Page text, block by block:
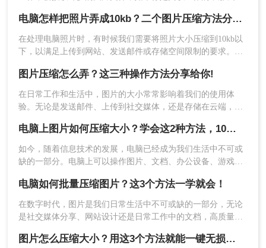
1、选择文件压缩-图片压缩，支持批量添加图片批
量压缩哦~
是怎么解决的呢
电脑怎样把照片弄成10kb？二个图片压缩方法分享给你！
在处理电脑照片时，有时候我们需要将照片大小压缩到10kb以
下，以满足上传到网站、发送邮件或存储空间限制的要求。那
法，帮助你将电脑照片压缩到10kb以下。
图片压缩怎么弄？这三种操作方法分享给你!
在日常工作和生活中，图片的大小常常影响着我们的使用体
验。无论是发送邮件、上传到社交媒体，还是存储在云端，图
压缩图片是非常有用的技能。那么图片压缩怎么弄呢？本文将
介绍几种常用的方法，分析它们的优缺点，并推荐一些高效的
工具，帮助您轻松压缩图片的大小。
电脑上图片如何压缩大小？学会这2种方法，10倍压缩无损图片
如今，随着信息技术的发展，电脑已经成为我们生活中不可或
缺的一部分。电脑上可以操作图片、文档、办公设备、游戏
上级和下属会花费相当长的时间。有时因为时间太长，发送超
时，它会给我们的传输文件带来很多不必要的麻烦，这让我们
很苦恼。我们可以压缩图片大小，只要体积变小就好办多了，
那么电脑上图片如何压缩大小呢？
电脑如何批量压缩图片？这3个方法一学就会！
在数字时代，图片是我们日常生活中不可或缺的一部分，无论
是社交媒体分享、网站设计还是日常工作中的文档，高质量的
件大小，这不仅占用大量的存储空间，还会影响网络传输速
图片怎么压缩大小？用这3个方法就能一键无损压缩图片！